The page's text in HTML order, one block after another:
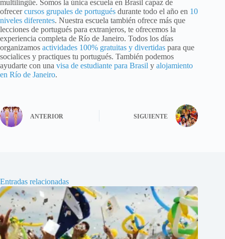
multilingüe. Somos la única escuela en Brasil capaz de
ofrecercursos grupales de portugués durante todo el año en 10
niveles diferentes. Nuestra escuela también ofrece más que
lecciones de portugués para extranjeros, te ofrecemos la
experiencia completa de Río de Janeiro. Todos los días
organizamos actividades 100% gratuitas y divertidas para que
socialices y practiques tu portugués. También podemos
ayudarte con una visa de estudiante para Brasil y alojamiento
en Río de Janeiro.
ANTERIOR SIGUIENTE
Entradas relacionadas